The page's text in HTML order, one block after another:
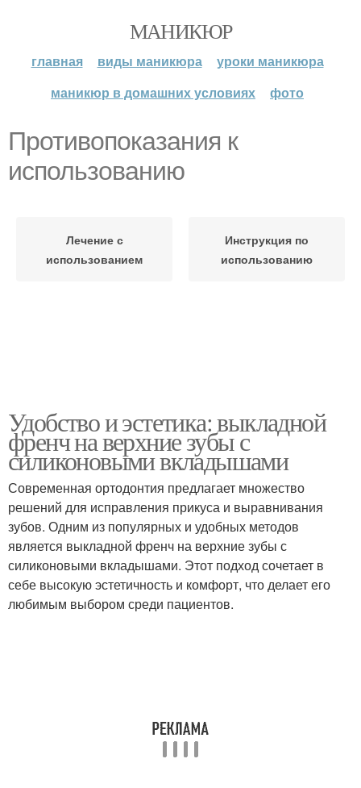
МАНИКЮР
главная виды маникюра
уроки маникюра
маникюр в домашних условиях
фото
Противопоказания к
использованию
Лечение с
использованием
Инструкция по
использованию
Удобство и эстетика: выкладной
френч на верхние зубы с
силиконовыми вкладышами
Современная ортодонтия предлагает множество
решений для исправления прикуса и выравнивания
зубов. Одним из популярных и удобных методов
является выкладной френч на верхние зубы с
силиконовыми вкладышами. Этот подход сочетает в
себе высокую эстетичность и комфорт, что делает его
любимым выбором среди пациентов.